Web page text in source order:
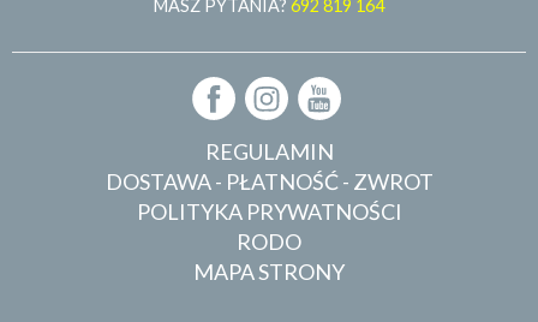
MASZ PYTANIA? 692 819 164
REGULAMIN
DOSTAWA - PŁATNOŚĆ - ZWROT
POLITYKA PRYWATNOŚCI
RODO
MAPA STRONY